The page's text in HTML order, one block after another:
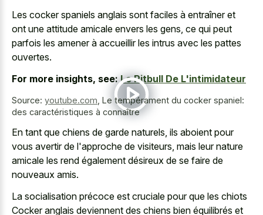
Les cocker spaniels anglais sont faciles à entraîner et
ont une attitude amicale envers les gens, ce qui peut
parfois les amener à accueillir les intrus avec les pattes
ouvertes.
For more insights, see: Le Pitbull De L'intimidateur
Source: youtube.com Le tempérament du cocker spaniel:
des caractéristiques à connaître
En tant que chiens de garde naturels, ils aboient pour
vous avertir de l'approche de visiteurs, mais leur nature
amicale les rend également désireux de se faire de
nouveaux amis.
La socialisation précoce est cruciale pour que les chiots
Cocker anglais deviennent des chiens bien équilibrés et